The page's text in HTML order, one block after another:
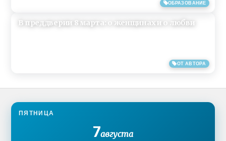
ОБРАЗОВАНИЕ
ОТ АВТОРА
В преддверии 8 марта: о женщинах и о любви
ПЯТНИЦА
7августа